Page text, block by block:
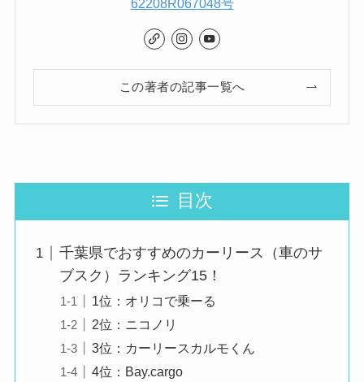
62208R067048号
この著者の記事一覧へ
目次
千葉県でおすすめのカーリース（車のサ
ブスク）ランキング15！
1位：オリコで乗ーる
2位：ニコノリ
3位：カーリースカルモくん
4位：Bay.cargo